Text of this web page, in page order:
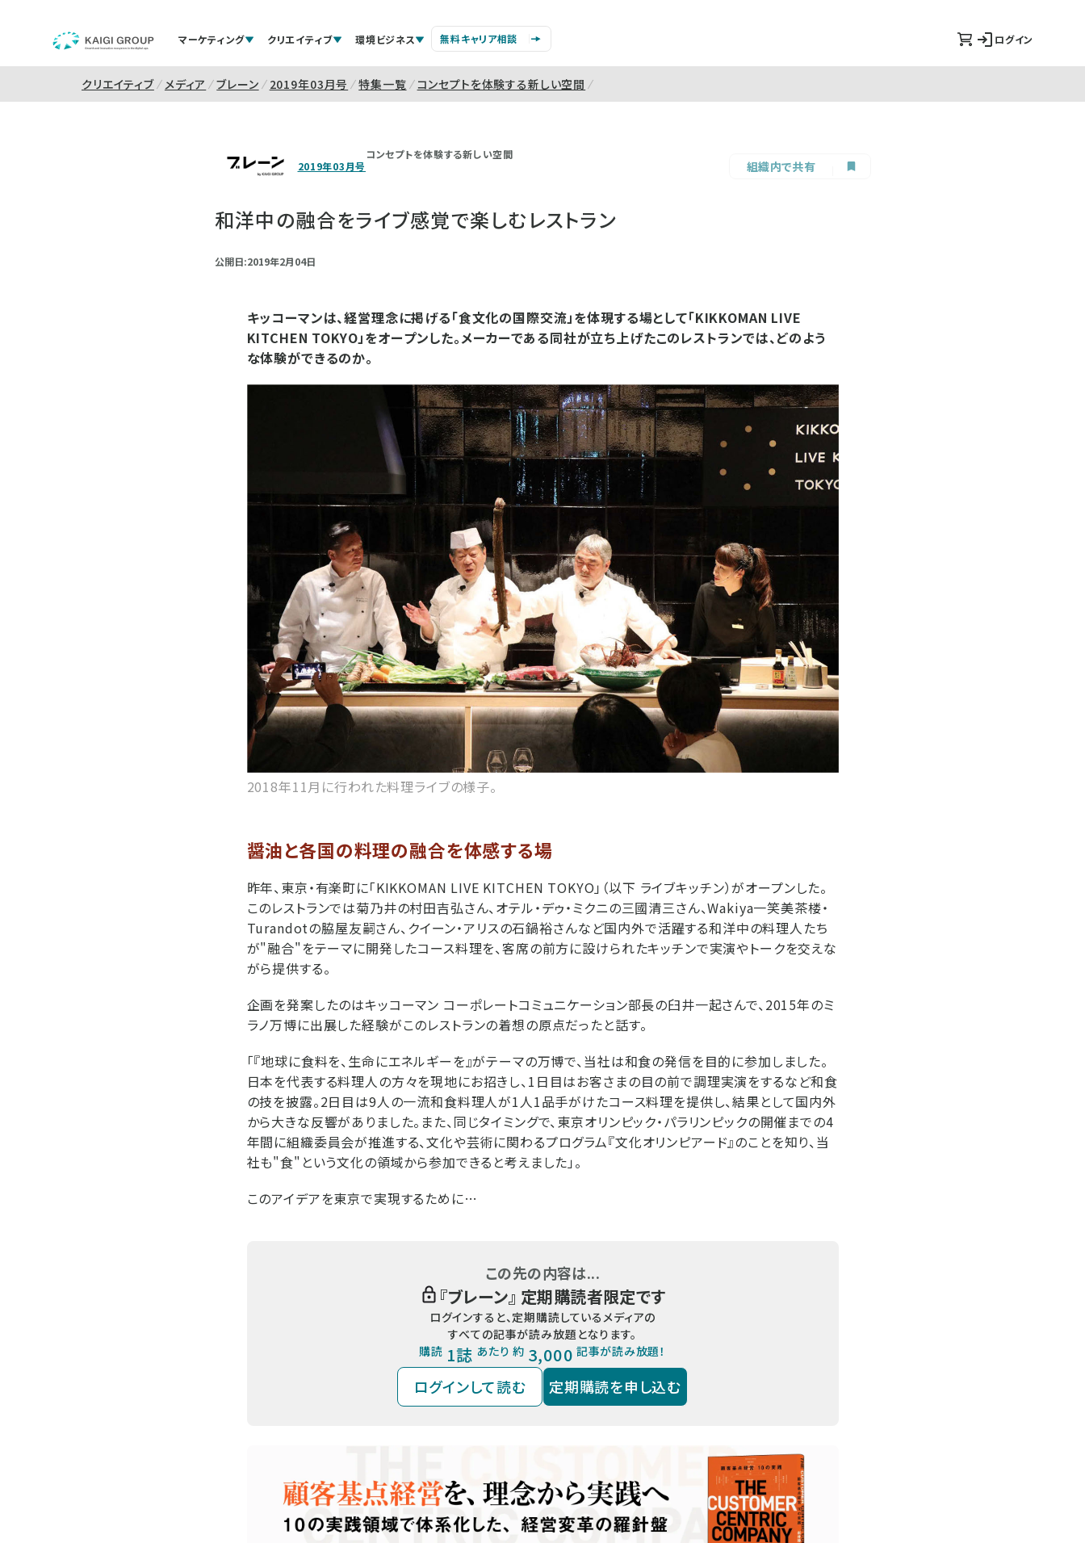
マーケティング クリエイティブ 環境ビジネス 無料キャリア相談 ログイン
クリエイティブ メディア ブレーン 2019年03月号 特集一覧 コンセプトを体験する新しい空間
2019年03月号
コンセプトを体験する新しい空間
組織内で共有
和洋中の融合をライブ感覚で楽しむレストラン
公開日:2019年2月04日
キッコーマンは、経営理念に掲げる「食文化の国際交流」を体現する場として「KIKKOMAN LIVE
KITCHEN TOKYO」をオープンした。メーカーである同社が立ち上げたこのレストランでは、どのよう
な体験ができるのか。
2018年11月に行われた料理ライブの様子。
醤油と各国の料理の融合を体感する場
昨年、東京・有楽町に「KIKKOMAN LIVE KITCHEN TOKYO」（以下 ライブキッチン）がオープンした。
このレストランでは菊乃井の村田吉弘さん、オテル・デゥ・ミクニの三國清三さん、Wakiya一笑美茶楼・
Turandotの脇屋友嗣さん、クイーン・アリスの石鍋裕さんなど国内外で活躍する和洋中の料理人たち
が"融合"をテーマに開発したコース料理を、客席の前方に設けられたキッチンで実演やトークを交えな
がら提供する。
企画を発案したのはキッコーマン コーポレートコミュニケーション部長の臼井一起さんで、2015年のミ
ラノ万博に出展した経験がこのレストランの着想の原点だったと話す。
「『地球に食料を、生命にエネルギーを』がテーマの万博で、当社は和食の発信を目的に参加しました。
日本を代表する料理人の方々を現地にお招きし、1日目はお客さまの目の前で調理実演をするなど和食
の技を披露。2日目は9人の一流和食料理人が1人1品手がけたコース料理を提供し、結果として国内外
から大きな反響がありました。また、同じタイミングで、東京オリンピック・パラリンピックの開催までの4
年間に組織委員会が推進する、文化や芸術に関わるプログラム『文化オリンピアード』のことを知り、当
社も"食"という文化の領域から参加できると考えました」。
このアイデアを東京で実現するために…
この先の内容は...
『ブレーン』 定期購読者限定です
ログインすると、定期購読しているメディアの
すべての記事が読み放題となります。
購読 1誌 あたり 約 3,000 記事が読み放題！
ログインして読む 定期購読を申し込む